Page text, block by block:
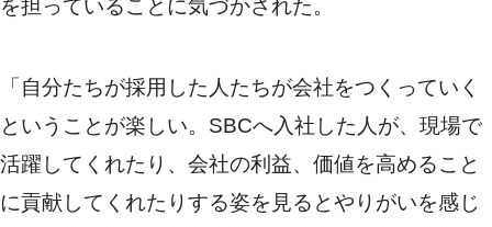
を担っていることに気づかされた。
「自分たちが採用した人たちが会社をつくっていく
ということが楽しい。SBCへ入社した人が、現場で
活躍してくれたり、会社の利益、価値を高めること
に貢献してくれたりする姿を見るとやりがいを感じ